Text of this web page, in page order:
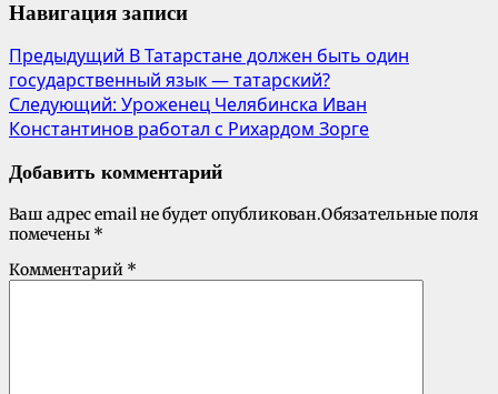
Навигация записи
Предыдущий В Татарстане должен быть один
государственный язык — татарский?
Следующий: Уроженец Челябинска Иван
Константинов работал с Рихардом Зорге
Добавить комментарий
Ваш адрес email не будет опубликован.Обязательные поля
помечены *
Комментарий *